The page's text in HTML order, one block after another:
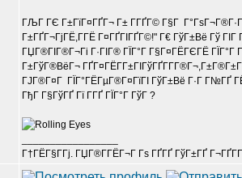
ГЉГ ГЄ Г±ГїГ¤ГҐГ¬ Г± Г­ГҐГ© Г§Г
Г±ГҐГ¬ГјГЁ,Г­ГЁ Г¤ГҐГІГҐГ©!" Г€ ГўГ±Вё Гў ГІГ
ГЏГ®ГІГ®Г¬Гі Г·ГІГ® ГЇГ°Г Г§Г¤ГЁГЄГЁ
Г±ГўГ®ВёГ¬
ГЈГ®Г¤Г ГЇГ°ГЁГµГ®Г¤ГїГІ ГўГ±Вё Г·Г
ГђГ Г§ГўГҐ Гї Г­ГҐ ГЇГ°Г ГўГ ?
Г†ГЁГ§Г­Гј. ГЏГ®Г­ГЁГ¬Г Гѕ ГҐГҐ ГўГ±ГҐ